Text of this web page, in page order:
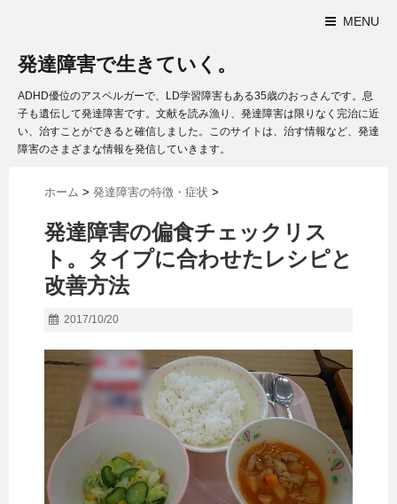
MENU
発達障害で生きていく。
ADHD優位のアスペルガーで、LD学習障害もある35歳のおっさんです。息
子も遺伝して発達障害です。文献を読み漁り、発達障害は限りなく完治に近
い、治すことができると確信しました。このサイトは、治す情報など、発達
障害のさまざまな情報を発信していきます。
ホーム > 発達障害の特徴・症状 >
発達障害の偏食チェックリス
ト。タイプに合わせたレシピと
改善方法
2017/10/20